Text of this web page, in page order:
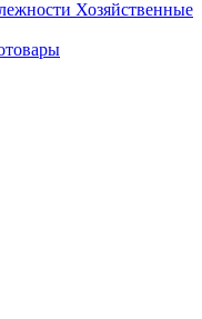
Хозяйственные